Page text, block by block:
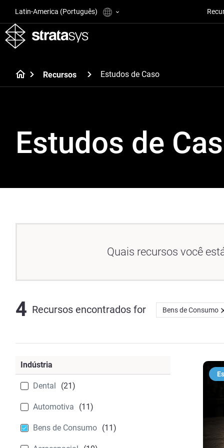
Latin-America (Português)
Recursos Estudos de Caso
Estudos de
Quais recursos você
4 Recursos encontrados for Bens de Consumo
Indústria
Dental (21)
Automotiva (11)
Bens de Consumo (11)